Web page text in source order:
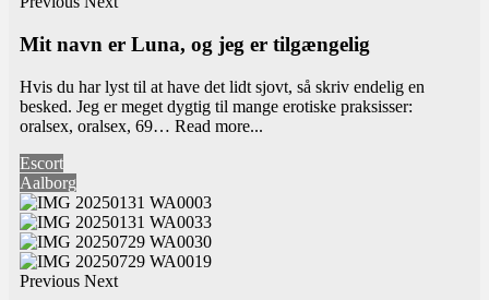
Mit navn er Luna, og jeg er tilgængelig
Hvis du har lyst til at have det lidt sjovt, så skriv endelig en
besked. Jeg er meget dygtig til mange erotiske praksisser:
oralsex, oralsex, 69… Read more...
Escort
Aalborg
Previous Next